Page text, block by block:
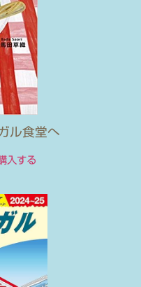
ル食堂へ
入する